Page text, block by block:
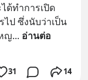
ด้ทำการเปิด
ป ซึ่งนับว่าเป็น
ญ... อ่านต่อ
31 14